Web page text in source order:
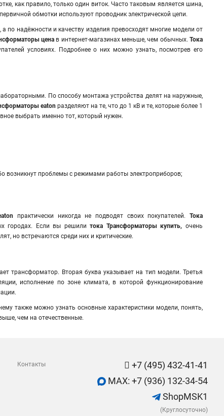
как правило, только один виток. Часто таковым является шина,
обмотки используют проводник электрической цепи.
по надёжности и качеству изделия превосходят многие модели от
цена в интернет-магазинах меньше, чем обычных.Тока
условиях. Подробнее о них можно узнать, посмотрев его
По способу монтажа устройства делят на наружные,
eaton разделяют на те, что до 1 кВ и те, которые более 1
выбрать именно тот, который нужен.
возникнут проблемы с режимами работы электроприборов;
практически никогда не подводят своих покупателей. Тока
городах. Если вы решилитока Трансформаторы купить,очень
но встречаются среди них и критические.
трансформатор. Вторая буква указывает на тип модели. Третья
исполнение по зоне климата, в которой функционирование
также можно узнать основные характеристики модели, понять,
чем на отечественные.
Контакты
+7 (495) 432-41-41
MAX: +7 (936) 132-34-54
ShopMSK1
(Круглосуточно)